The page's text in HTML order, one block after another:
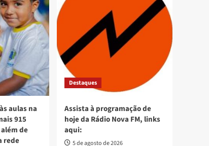
aulas na
915
de
rede
Destaques
Assista à programação de
hoje da Rádio Nova FM, links
aqui:
5 de agosto de 2026